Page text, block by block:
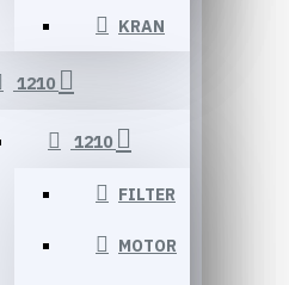
KRAN
1210
1210
FILTER
MOTOR